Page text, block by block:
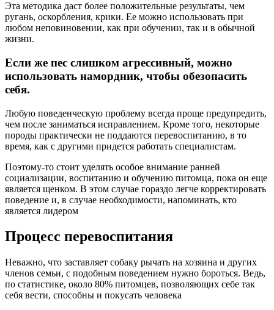
Эта методика даст более положительные результаты, чем
ругань, оскорбления, крики. Ее можно использовать при
любом неповиновении, как при обучении, так и в обычной
жизни.
Если же пес слишком агрессивный, можно
использовать намордник, чтобы обезопасить
себя.
Любую поведенческую проблему всегда проще предупредить,
чем после заниматься исправлением. Кроме того, некоторые
породы практически не поддаются перевоспитанию, в то
время, как с другими придется работать специалистам.
Поэтому-то стоит уделять особое внимание ранней
социализации, воспитанию и обучению питомца, пока он еще
является щенком. В этом случае гораздо легче корректировать
поведение и, в случае необходимости, напоминать, кто
является лидером
Процесс перевоспитания
Неважно, что заставляет собаку рычать на хозяина и других
членов семьи, с подобным поведением нужно бороться. Ведь,
по статистике, около 80% питомцев, позволяющих себе так
себя вести, способны и покусать человека